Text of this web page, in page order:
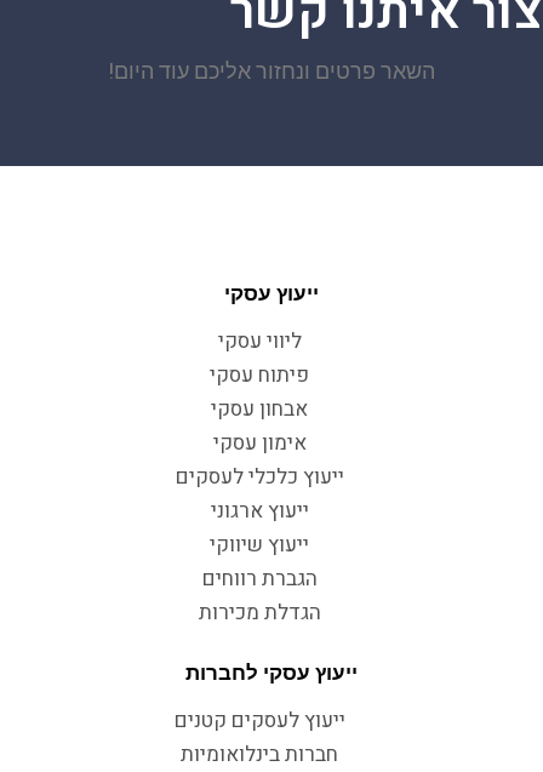
השאר פרטים ונחזור אליכם עוד היום!
ייעוץ עסקי
ליווי עסקי
פיתוח עסקי
אבחון עסקי
אימון עסקי
ייעוץ כלכלי לעסקים
ייעוץ ארגוני
ייעוץ שיווקי
הגברת רווחים
הגדלת מכירות
ייעוץ עסקי לחברות
ייעוץ לעסקים קטנים
חברות בינלואומיות